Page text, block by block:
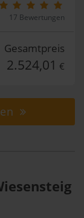
17 Bewertungen
Gesamtpreis
2.524,01 €